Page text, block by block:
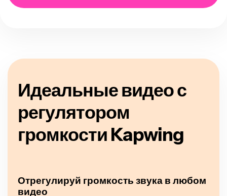
Идеальные видео с
регулятором
громкости Kapwing
Отрегулируй громкость звука в любом
видео